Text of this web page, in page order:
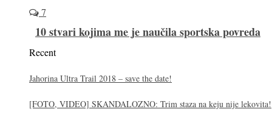
7
10 stvari kojima me je naučila sportska povreda
Recent
Jahorina Ultra Trail 2018 – save the date!
[FOTO, VIDEO] SKANDALOZNO: Trim staza na keju nije lekovita!